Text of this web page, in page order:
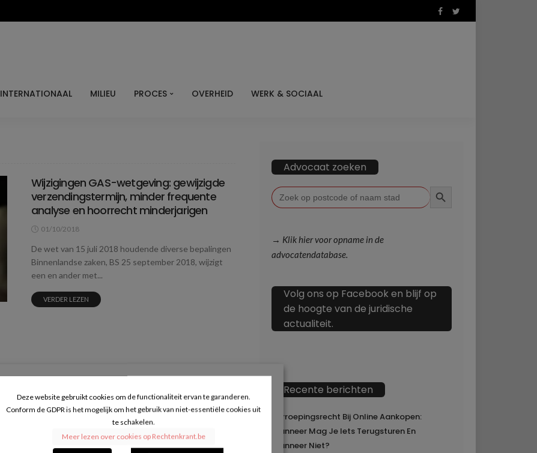
INTERNATIONAAL MILIEU PROCES OVERHEID WERK & SOCIAAL
Wijzigingen GAS-wetgeving: gewijzigde
verzendingstermijn, minder frequente
analyse en hoorrecht minderjarigen
01/10/2018
De wet van 15 juli 2018 houdende diverse bepalingen
Binnenlandse zaken, BS 25 september 2018, wijzigt
een en ander met...
VERDER LEZEN
Advocaat zoeken
Zoek
naar:
→ Klik hier voor opname in de
advocatendatabase.
Volg ons op Facebook en blijf op
de hoogte van de juridische
actualiteit.
Recente berichten
Herroepingsrecht Bij Online Aankopen:
Wanneer Mag Je Iets Terugsturen En
Wanneer Niet?
Deze website gebruikt cookies om de functionaliteit ervan te garanderen.
Conform de GDPR is het mogelijk om het gebruik van niet-essentiële cookies uit
te schakelen.
Meer lezen over cookies op Rechtenkrant.be